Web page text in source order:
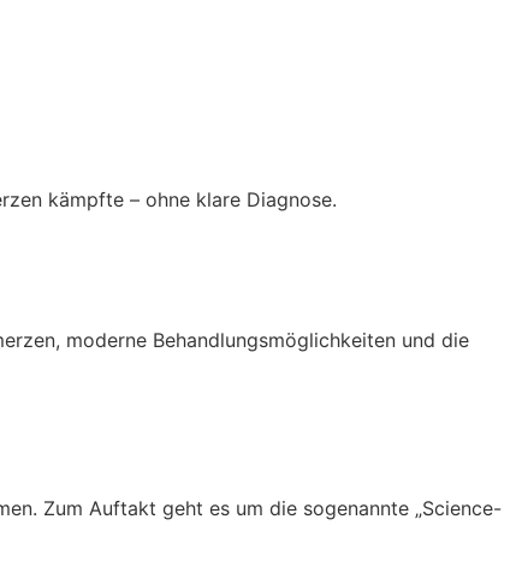
kämpfte – ohne klare Diagnose.
moderne Behandlungsmöglichkeiten und die
Zum Auftakt geht es um die sogenannte „Science-